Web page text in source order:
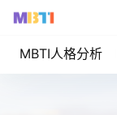
MBTI人格分析